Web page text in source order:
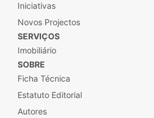
Iniciativas
Novos Projectos
SERVIÇOS
Imobiliário
SOBRE
Ficha Técnica
Estatuto Editorial
Autores